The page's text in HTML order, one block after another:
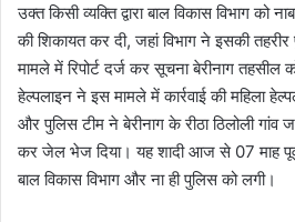
उक्त किसी व्यक्ति द्वारा बाल विकास विभाग को
की शिकायत कर दी, जहां विभाग ने इसकी
मामले में रिपोर्ट दर्ज कर सूचना बेरीनाग तहसील
हेल्पलाइन ने इस मामले में कार्रवाई की महिला
और पुलिस टीम ने बेरीनाग के रीठा ठिलोली गांव
कर जेल भेज दिया। यह शादी आज से 07 माह
बाल विकास विभाग और ना ही पुलिस को लगी।